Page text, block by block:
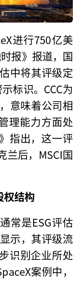
进行750亿美
报》报道，国
中将其评级定
标识。CCC为
意味着公司相
理能力方面处
指出，这一评
兰后，MSCI国
权结构
常是ESG评估
示，其评级流
识别企业所处
案例中，